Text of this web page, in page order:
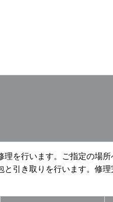
理を行います。ご指定の場
と引き取りを行います。修